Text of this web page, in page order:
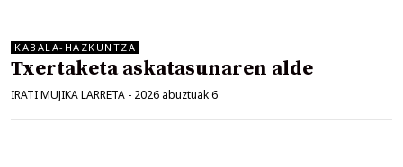
KABALA-HAZKUNTZA
Txertaketa askatasunaren alde
IRATI MUJIKA LARRETA - 2026 abuztuak 6